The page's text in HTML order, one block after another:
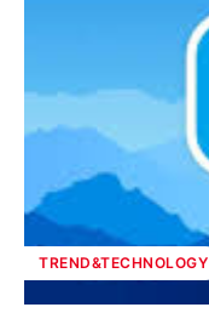
TREND&TECHNOLOGY